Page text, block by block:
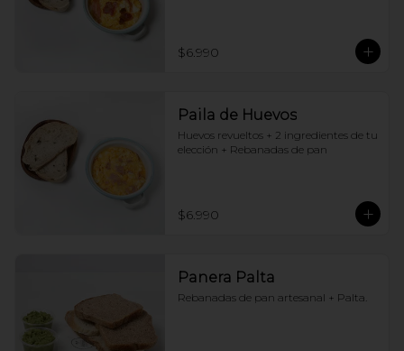
$6.990
Paila de Huevos
Huevos revueltos + 2 ingredientes de tu
elección + Rebanadas de pan
$6.990
Panera Palta
Rebanadas de pan artesanal + Palta.